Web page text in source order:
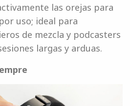
las orejas para
uso; ideal para
de mezcla y podcasters
largas y arduas.